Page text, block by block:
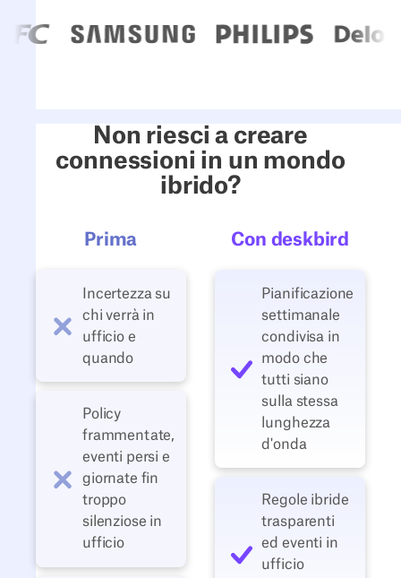
Non riesci a creare
connessioni in un mondo
ibrido?
Prima
Incertezza su
chi verrà in
ufficio e
quando
Policy
frammentate,
eventi persi e
giornate fin
troppo
silenziose in
ufficio
Con deskbird
Pianificazione
settimanale
condivisa in
modo che
tutti siano
sulla stessa
lunghezza
d'onda
Regole ibride
trasparenti
ed eventi in
ufficio